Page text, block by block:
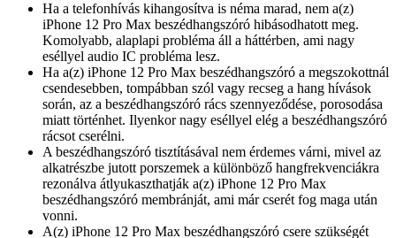
Ha a telefonhívás kihangosítva is néma marad, nem a(z)
iPhone 12 Pro Max beszédhangszóró hibásodhatott meg.
Komolyabb, alaplapi probléma áll a háttérben, ami nagy
eséllyel audio IC probléma lesz.
Ha a(z) iPhone 12 Pro Max beszédhangszóró a megszokottnál
csendesebben, tompábban szól vagy recseg a hang hívások
során, az a beszédhangszóró rács szennyeződése, porosodása
miatt történhet. Ilyenkor nagy eséllyel elég a beszédhangszóró
rácsot cserélni.
A beszédhangszóró tisztításával nem érdemes várni, mivel az
alkatrészbe jutott porszemek a különböző hangfrekvenciákra
rezonálva átlyukaszthatják a(z) iPhone 12 Pro Max
beszédhangszóró membránját, ami már cserét fog maga után
vonni.
A(z) iPhone 12 Pro Max beszédhangszóró csere szükségét